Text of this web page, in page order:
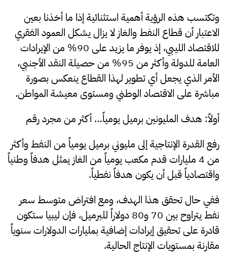
وتكتسب هذه الرؤية أهمية استثنائية إذا ما أخذنا بعين
الاعتبار أن قطاع النفط والغاز لا يزال يشكل العمود الفقري
للاقتصاد الليبي، إذ يوفر ما يزيد على 90% من الإيرادات
العامة للدولة وأكثر من 95% من حصيلة النقد الأجنبي،
الأمر الذي يجعل أي تطوير لهذا القطاع ينعكس بصورة
مباشرة على الاقتصاد الوطني ومستوى معيشة المواطن.
أولاً: هدف المليونين برميل يومياً… أكثر من مجرد رقم
رفع القدرة الإنتاجية إلى مليوني برميل يومياً من النفط وأكثر
من 4 مليارات قدم مكعب يومياً من الغاز يمثل هدفاً وطنياً
واقتصادياً قبل أن يكون هدفاً نفطياً.
ففي حال تحقق هذا الهدف، ومع افتراض متوسط سعر
نفط يتراوح بين 70 و80 دولاراً للبرميل، فإن ليبيا ستكون
قادرة على تحقيق إيرادات إضافية بمليارات الدولارات سنوياً
مقارنة بمستويات الإنتاج الحالية.